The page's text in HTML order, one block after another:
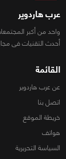
عرب هاردوير
واحد من أكبر
أحدث التقنيات فى
القائمة
عن عرب هاردوير
اتصل بنا
خريطة الموقع
هواتف
السياسة التحريرية